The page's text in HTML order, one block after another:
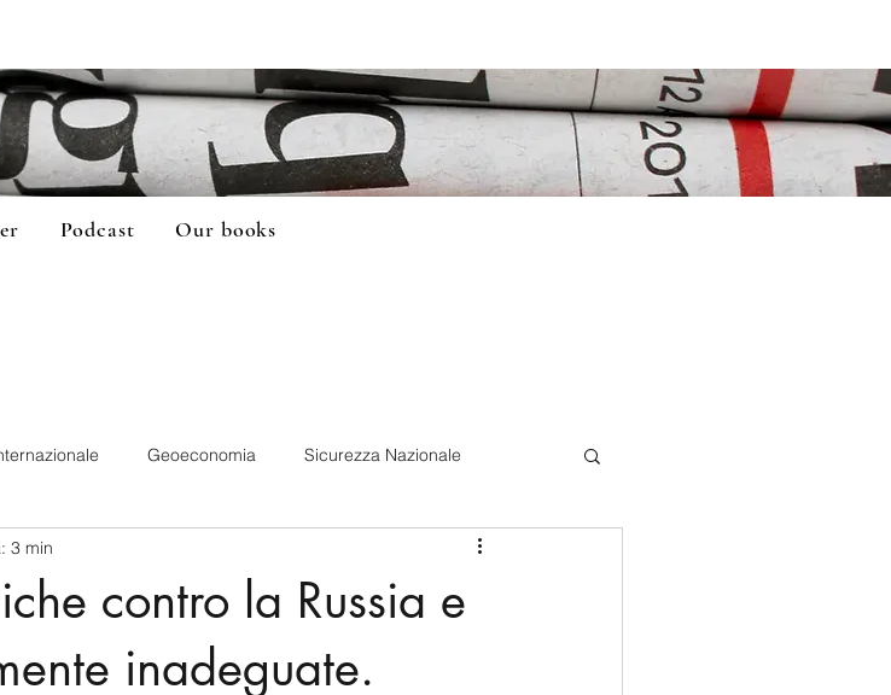
Podcast Our books
Geoeconomia Sicurezza Nazionale
e Caraibi (LAC)
India Corea del Nord
contro la Russia e
inadeguate.
3 min